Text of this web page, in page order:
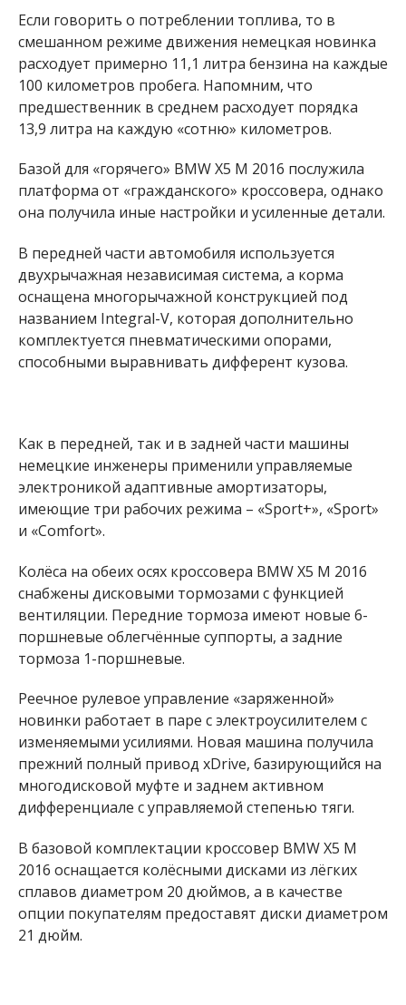
Если говорить о потреблении топлива, то в
смешанном режиме движения немецкая новинка
расходует примерно 11,1 литра бензина на каждые
100 километров пробега. Напомним, что
предшественник в среднем расходует порядка
13,9 литра на каждую «сотню» километров.
Базой для «горячего» BMW X5 M 2016 послужила
платформа от «гражданского» кроссовера, однако
она получила иные настройки и усиленные детали.
В передней части автомобиля используется
двухрычажная независимая система, а корма
оснащена многорычажной конструкцией под
названием Integral-V, которая дополнительно
комплектуется пневматическими опорами,
способными выравнивать дифферент кузова.
Как в передней, так и в задней части машины
немецкие инженеры применили управляемые
электроникой адаптивные амортизаторы,
имеющие три рабочих режима – «Sport+», «Sport»
и «Comfort».
Колёса на обеих осях кроссовера BMW X5 M 2016
снабжены дисковыми тормозами с функцией
вентиляции. Передние тормоза имеют новые 6-
поршневые облегчённые суппорты, а задние
тормоза 1-поршневые.
Реечное рулевое управление «заряженной»
новинки работает в паре с электроусилителем с
изменяемыми усилиями. Новая машина получила
прежний полный привод xDrive, базирующийся на
многодисковой муфте и заднем активном
дифференциале с управляемой степенью тяги.
В базовой комплектации кроссовер BMW X5 M
2016 оснащается колёсными дисками из лёгких
сплавов диаметром 20 дюймов, а в качестве
опции покупателям предоставят диски диаметром
21 дюйм.